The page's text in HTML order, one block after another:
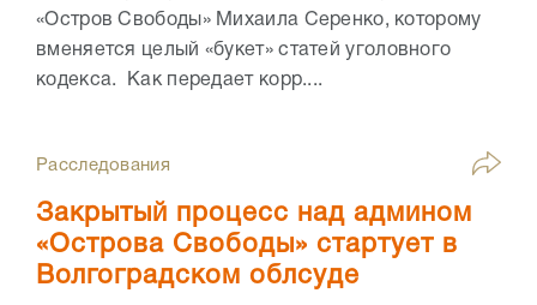
«Остров Свободы» Михаила Серенко, которому
вменяется целый «букет» статей уголовного
кодекса. Как передает корр....
Расследования
Закрытый процесс над админом
«Острова Свободы» стартует в
Волгоградском облсуде